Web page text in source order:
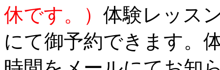
休です。） 体験レッス
にて御予約できます。